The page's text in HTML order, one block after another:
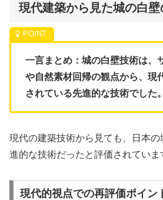
現代建築から見た城の白壁
一言まとめ：城の白壁技術は、
や自然素材回帰の観点から、現
されている先進的な技術でした。
現代の建築技術から見ても、日本
進的な技術だったと評価されていま
現代的視点での再評価ポイン